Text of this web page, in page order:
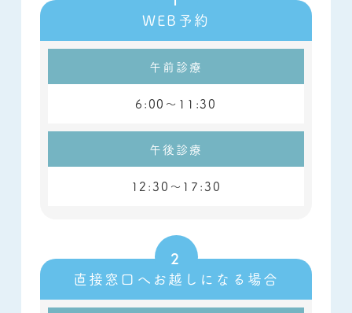
WEB予約
午前診療
6:00～11:30
午後診療
12:30～17:30
直接窓口へお越しになる場合